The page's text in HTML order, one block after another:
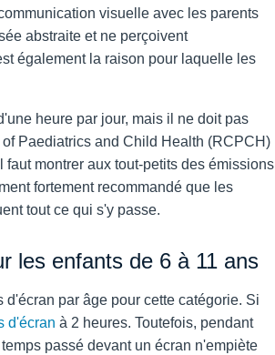
visuelle avec les parents
abstraite et ne perçoivent
également la raison pour laquelle les
heure par jour, mais il ne doit pas
Paediatrics and Child Health (RCPCH)
montrer aux tout-petits des émissions
fortement recommandé que les
tout ce qui s'y passe.
les enfants de 6 à 11 ans
par âge pour cette catégorie. Si
d'écran à 2 heures. Toutefois, pendant
passé devant un écran n'empiète